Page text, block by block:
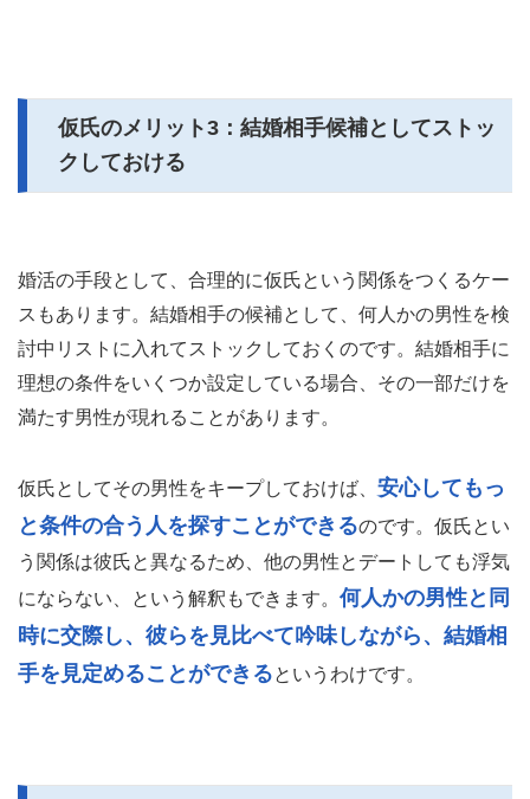
仮氏のメリット3：結婚相手候補としてストッ
クしておける
婚活の手段として、合理的に仮氏という関係をつくるケー
スもあります。結婚相手の候補として、何人かの男性を検
討中リストに入れてストックしておくのです。結婚相手に
理想の条件をいくつか設定している場合、その一部だけを
満たす男性が現れることがあります。
仮氏としてその男性をキープしておけば、 安心してもっ
と条件の合う人を探すことができるのです。仮氏とい
う関係は彼氏と異なるため、他の男性とデートしても浮気
にならない、という解釈もできます。 何人かの男性と同
時に交際し、彼らを見比べて吟味しながら、結婚相
手を見定めることができるというわけです。